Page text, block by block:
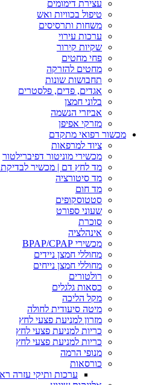
עצירת דימומים
טיפול בכוויות ואש
משחות ותרסיסים
ערכות עירוי
שקיות קירור
פחי מחטים
מחטים להזרקה
תחבושות שונות
אגדים, פדים, פלסטרים
בלוני חמצן
אביזרי הנשמה
מזרקי אפיפן
מכשור רפואי מתקדם
ציוד למרפאות
מכשירי מוניטור דפיברילטור
מד לחץ דם | מכשיר
מד סיטורציה
מד חום
סטטוסקופים
שעוני ספורט
סוכרת
אינהלציה
מכשירי BPAP/CPAP
מחוללי חמצן ניידים
מחוללי חמצן נייחים
רולטורים
כסאות גלגלים
מקל הליכה
מיטה סיעודית לחולה
מזרון למניעת פצעי לחץ
כריות למניעת פצעי לחץ
כריות למניעת פצעי לחץ
מנופי הרמה
כורסאות
ערכות ותיקי עזרה